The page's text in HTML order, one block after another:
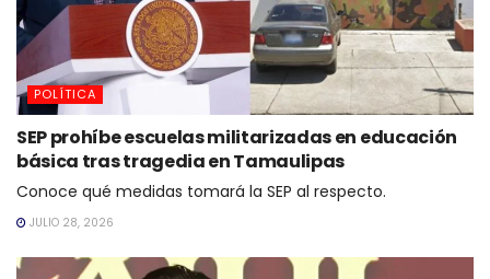
POLÍTICA
SEP prohíbe escuelas militarizadas en educación
básica tras tragedia en Tamaulipas
Conoce qué medidas tomará la SEP al respecto.
JULIO 28, 2026